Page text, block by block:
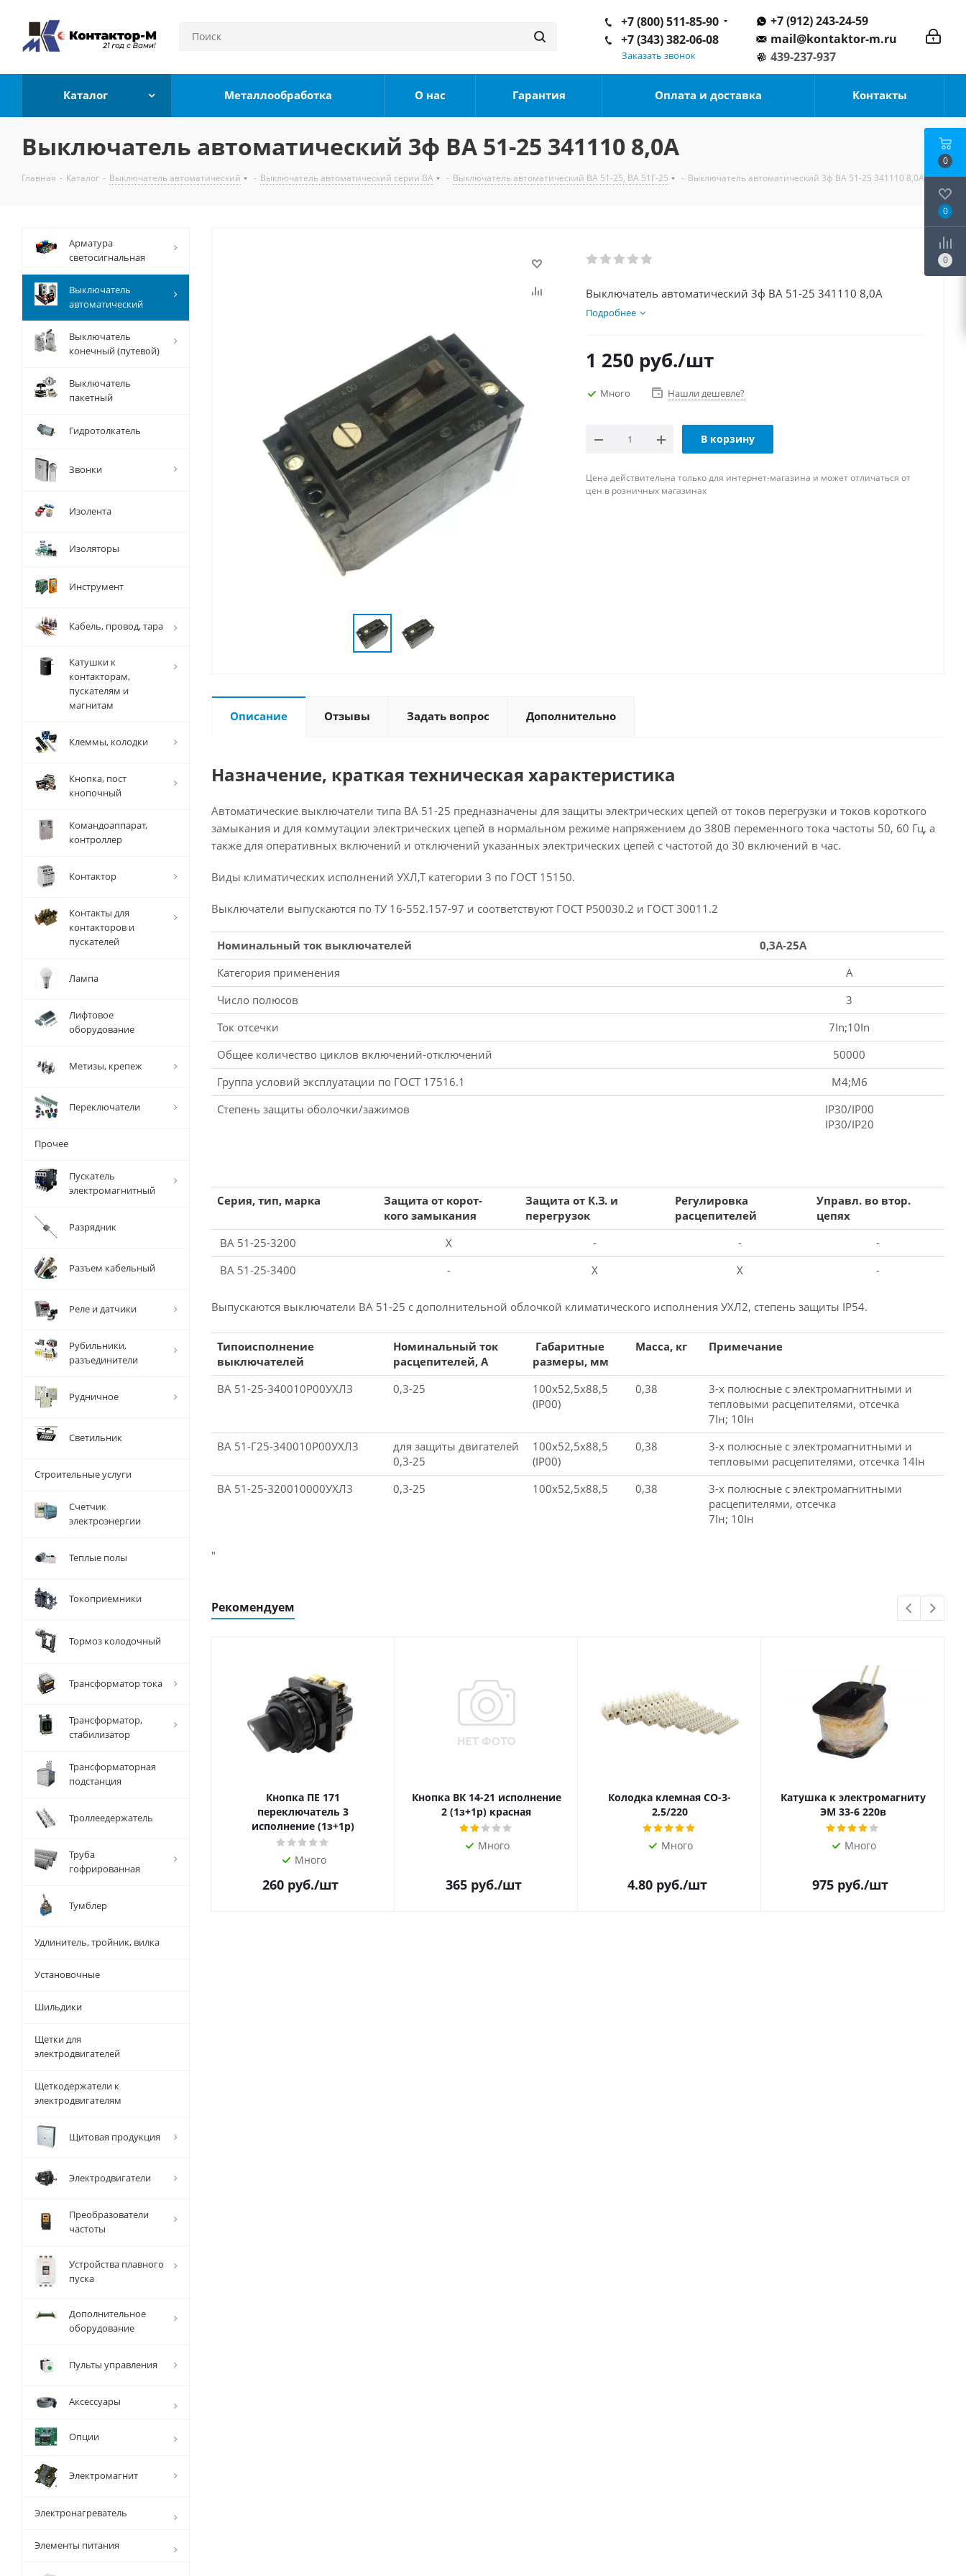
+7 (912) 243-24-59
mail@kontaktor-m.ru
439-237-937
+7 (800) 511-85-90
+7 (343) 382-06-08
Заказать звонок
Каталог Металлообработка О нас Гарантия Оплата и доставка Контакты
Выключатель автоматический 3ф ВА 51-25 341110 8,0А
Главная - Каталог - Выключатель автоматический - Выключатель автоматический серии ВА - Выключатель автоматический ВА 51-25, ВА 51Г-25 - Выключатель автоматический 3ф ВА 51-25 341110 8,0А
Выключатель автоматический 3ф ВА 51-25 341110 8,0А
Подробнее
1 250 руб./шт
Много Нашли дешевле?
В корзину
Цена действительна только для интернет-магазина и может отличаться от
цен в розничных магазинах
Описание Отзывы Задать вопрос Дополнительно
Назначение, краткая техническая характеристика
Автоматические выключатели типа ВА 51-25 предназначены для защиты электрических цепей от токов перегрузки и токов короткого
замыкания и для коммутации электрических цепей в нормальном режиме напряжением до 380В переменного тока частоты 50, 60 Гц, а
также для оперативных включений и отключений указанных электрических цепей с частотой до 30 включений в час.
Виды климатических исполнений УХЛ,Т категории 3 по ГОСТ 15150.
Выключатели выпускаются по ТУ 16-552.157-97 и соответствуют ГОСТ Р50030.2 и ГОСТ 30011.2
Номинальный ток выключателей
0,3A-25A
Категория применения
A
Число полюсов
3
Ток отсечки
7In;10In
Общее количество циклов включений-отключений
50000
Группа условий эксплуатации по ГОСТ 17516.1
M4;M6
Степень защиты оболочки/зажимов
IP30/IP00
IP30/IP20
Серия, тип, марка
Защита от корот-
кого замыкания
Защита от К.З. и
перегрузок
Регулировка
расцепителей
Управл. во втор.
цепях
ВА 51-25-3200
X - -
-
ВА 51-25-3400
- X X -
Выпускаются выключатели ВА 51-25 с дополнительной облочкой климатического исполнения УХЛ2, степень защиты IP54.
Типоисполнение
выключателей
Номинальный ток
расцепителей, A
Габаритные
размеры, мм
Масса, кг Примечание
ВА 51-25-340010Р00УХЛЗ 0,3-25
100х52,5х88,5
(IP00)
0,38
3-х полюсные с электромагнитными и
тепловыми расцепителями, отсечка
7Iн; 10Iн
ВА 51-Г25-340010P00УХЛ3
для защиты двигателей
0,3-25
100х52,5х88,5
(IP00)
0,38
3-х полюсные с электромагнитными и
тепловыми расцепителями, отсечка 14Iн
ВА 51-25-320010000УХЛ3
0,3-25 100х52,5х88,5 0,38
3-х полюсные с электромагнитными
расцепителями, отсечка
7Iн; 10Iн
"
Рекомендуем
Кнопка ПЕ 171
переключатель 3
исполнение (1з+1р)
Много
260 руб./шт
Кнопка ВК 14-21 исполнение
2 (1з+1р) красная
Много
365 руб./шт
Колодка клемная СО-3-
2,5/220
Много
4.80руб./шт
Катушка к электромагниту
ЭМ 33-6 220в
Много
975 руб./шт
Арматура
светосигнальная
Выключатель
автоматический
Выключатель
конечный (путевой)
Выключатель
пакетный
Гидротолкатель
Звонки
Изолента
Изоляторы
Инструмент
Кабель, провод, тара
Катушки к
контакторам,
пускателям и
магнитам
Клеммы, колодки
Кнопка, пост
кнопочный
Командоаппарат,
контроллер
Контактор
Контакты для
контакторов и
пускателей
Лампа
Лифтовое
оборудование
Метизы, крепеж
Переключатели
Прочее
Пускатель
электромагнитный
Разрядник
Разъем кабельный
Реле и датчики
Рубильники,
разъединители
Рудничное
Светильник
Строительные услуги
Счетчик
электроэнергии
Теплые полы
Токоприемники
Тормоз колодочный
Трансформатор тока
Трансформатор,
стабилизатор
Трансформаторная
подстанция
Троллеедержатель
Труба
гофрированная
Тумблер
Удлинитель, тройник, вилка
Установочные
Шильдики
Щетки для
электродвигателей
Щеткодержатели к
электродвигателям
Щитовая продукция
Электродвигатели
Преобразователи
частоты
Устройства плавного
пуска
Дополнительное
оборудование
Пульты управления
Аксессуары
Опции
Электромагнит
Электронагреватель
Элементы питания
0
0
0